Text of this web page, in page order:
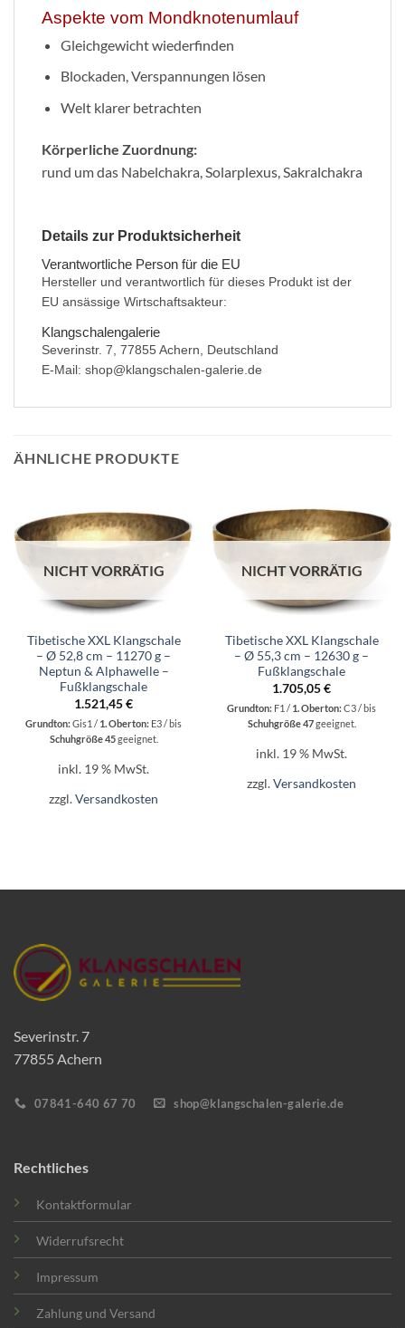
Aspekte vom Mondknotenumlauf
Gleichgewicht wiederfinden
Blockaden, Verspannungen lösen
Welt klarer betrachten
Körperliche Zuordnung:
rund um das Nabelchakra, Solarplexus, Sakralchakra
Details zur Produktsicherheit
Verantwortliche Person für die EU
Hersteller und verantwortlich für dieses Produkt ist der
EU ansässige Wirtschaftsakteur:
Klangschalengalerie
Severinstr. 7, 77855 Achern, Deutschland
E-Mail: shop@klangschalen-galerie.de
ÄHNLICHE PRODUKTE
NICHT VORRÄTIG
Tibetische XXL Klangschale
– Ø 52,8 cm – 11270 g –
Neptun & Alphawelle –
Fußklangschale
1.521,45€
Grundton:Gis1 / 1. Oberton: E3 / bis
Schuhgröße 45geeignet.
inkl. 19 % MwSt.
zzgl.Versandkosten
NICHT VORRÄTIG
Tibetische XXL Klangschale
– Ø 55,3 cm – 12630 g –
Fußklangschale
1.705,05€
Grundton: F1 / 1. Oberton:C3 / bis
Schuhgröße 47geeignet.
inkl. 19 % MwSt.
zzgl.Versandkosten
Severinstr. 7
77855 Achern
07841-640 67 70 shop@klangschalen-galerie.de
Rechtliches
Kontaktformular
Widerrufsrecht
Impressum
Zahlung und Versand